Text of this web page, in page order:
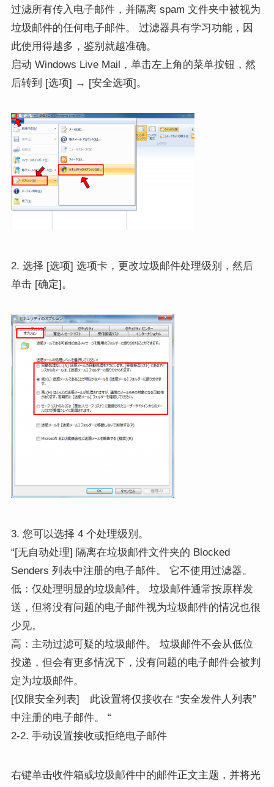
过滤所有传入电子邮件，并隔离 spam 文件夹中被视为
垃圾邮件的任何电子邮件。 过滤器具有学习功能，因
此使用得越多，鉴别就越准确。
启动 Windows Live Mail，单击左上角的菜单按钮，然
后转到 [选项] → [安全选项]。
2. 选择 [选项] 选项卡，更改垃圾邮件处理级别，然后
单击 [确定]。
3. 您可以选择 4 个处理级别。
“[无自动处理] 隔离在垃圾邮件文件夹的 Blocked
Senders 列表中注册的电子邮件。 它不使用过滤器。
低：仅处理明显的垃圾邮件。 垃圾邮件通常按原样发
送，但将没有问题的电子邮件视为垃圾邮件的情况也很
少见。
高：主动过滤可疑的垃圾邮件。 垃圾邮件不会从低位
投递，但会有更多情况下，没有问题的电子邮件会被判
定为垃圾邮件。
[仅限安全列表] 此设置将仅接收在 “安全发件人列表”
中注册的电子邮件。 “
2-2. 手动设置接收或拒绝电子邮件
右键单击收件箱或垃圾邮件中的邮件正文主题，并将光